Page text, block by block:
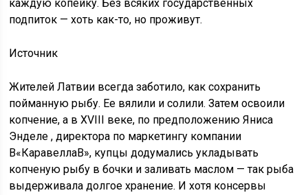
каждую копейку. Без всяких государственных
подпиток — хоть как-то, но проживут.
Источник
Жителей Латвии всегда заботило, как сохранить
пойманную рыбу. Ее вялили и солили. Затем освоили
копчение, а в XVIII веке, по предположению Яниса
Энделе , директора по маркетингу компании
В«КаравеллаВ», купцы додумались укладывать
копченую рыбу в бочки и заливать маслом — так рыба
выдерживала долгое хранение. И хотя консервы